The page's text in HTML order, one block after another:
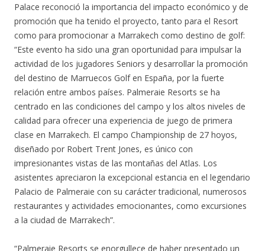
Palace reconoció la importancia del impacto económico y de
promoción que ha tenido el proyecto, tanto para el Resort
como para promocionar a Marrakech como destino de golf:
“Este evento ha sido una gran oportunidad para impulsar la
actividad de los jugadores Seniors y desarrollar la promoción
del destino de Marruecos Golf en España, por la fuerte
relación entre ambos países. Palmeraie Resorts se ha
centrado en las condiciones del campo y los altos niveles de
calidad para ofrecer una experiencia de juego de primera
clase en Marrakech. El campo Championship de 27 hoyos,
diseñado por Robert Trent Jones, es único con
impresionantes vistas de las montañas del Atlas. Los
asistentes apreciaron la excepcional estancia en el legendario
Palacio de Palmeraie con su carácter tradicional, numerosos
restaurantes y actividades emocionantes, como excursiones
a la ciudad de Marrakech”.
“Palmeraie Resorts se enorgullece de haber presentado un